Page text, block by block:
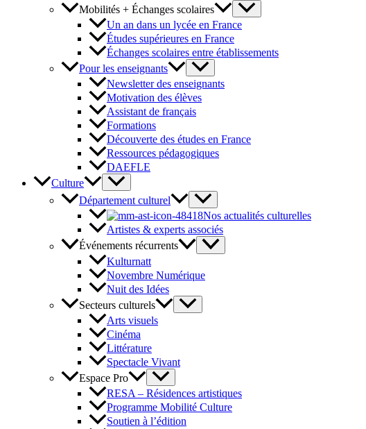
Mobilités + Échanges scolaires
Un an dans un lycée en France
Études supérieures en France
Échanges scolaires entre établissements
Pour les enseignants
Newsletter des enseignants
Motivation des élèves
Assistant de français
Formations
Découverte des études en France
Ressources pédagogiques
DAEFLE
Culture
Département culturel
Nos actualités culturelles
Artistes & experts associés
Événements récurrents
Kulturnatt
Novembre Numérique
Nuit des Idées
Secteurs culturels
Arts visuels
Cinéma
Littérature
Spectacle Vivant
Espace Pro
RESA – Résidences artistiques
Programme Mobilité Culture
Soutien à l’édition